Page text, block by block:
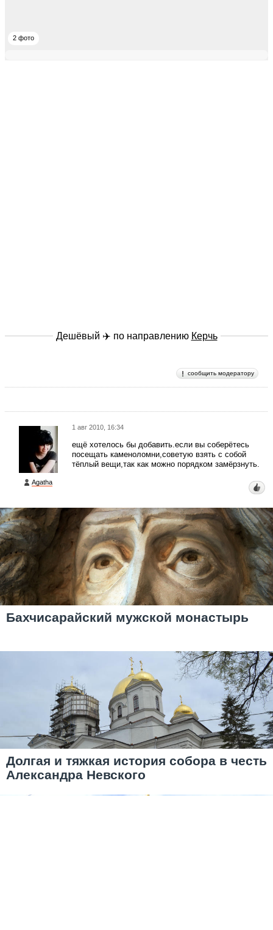
2 фото
Дешёвый ✈️ по направлению Керчь
сообщить модератору
Agatha
1 авг 2010, 16:34
ещё хотелось бы добавить.если вы соберётесь
посещать каменоломни,советую взять с собой
тёплый вещи,так как можно порядком замёрзнуть.
Бахчисарайский мужской монастырь
Долгая и тяжкая история собора в честь
Александра Невского